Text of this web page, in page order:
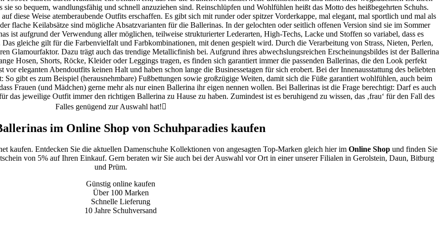
so bequem, wandlungsfähig und schnell anzuziehen sind. Reinschlüpfen und Wohlfühlen heißt das Motto des heißbegehrten Schuhs.
diese Weise atemberaubende Outfits erschaffen. Es gibt sich mit runder oder spitzer Vorderkappe, mal elegant, mal sportlich und mal als
flache Keilabsätze sind mögliche Absatzvarianten für die Ballerinas. In der gelochten oder seitlich offenen Version sind sie im Sommer
ist aufgrund der Verwendung aller möglichen, teilweise strukturierter Lederarten, High-Techs, Lacke und Stoffen so variabel, dass es
gleiche gilt für die Farbenvielfalt und Farbkombinationen, mit denen gespielt wird. Durch die Verarbeitung von Strass, Nieten, Perlen,
Glamourfaktor. Dazu trägt auch das trendige Metallicfinish bei. Aufgrund ihres abwechslungsreichen Erscheinungsbildes ist der Ballerina
Hosen, Shorts, Röcke, Kleider oder Leggings tragen, es finden sich garantiert immer die passenden Ballerinas, die den Look perfekt
eleganten Abendoutfits keinen Halt und haben schon lange die Businessetagen für sich erobert. Bei der Innenausstattung des beliebten
gibt es zum Beispiel (herausnehmbare) Fußbettungen sowie großzügige Weiten, damit sich die Füße garantiert wohlfühlen, auch beim
Frauen (und Mädchen) gerne mehr als nur einen Ballerina ihr eigen nennen wollen. Bei Ballerinas ist die Frage berechtigt: Darf es auch
jeweilige Outfit immer den richtigen Ballerina zu Hause zu haben. Zumindest ist es beruhigend zu wissen, das ‚frau‘ für den Fall des
Falles genügend zur Auswahl hat!
im Online Shop von Schuhparadies kaufen
kaufen. Entdecken Sie die aktuellen Damenschuhe Kollektionen von angesagten Top-Marken gleich hier im Online Shop und finden Sie
von 5% auf Ihren Einkauf. Gern beraten wir Sie auch bei der Auswahl vor Ort in einer unserer Filialen in Gerolstein, Daun, Bitburg
und Prüm.
Günstig online kaufen
Über 100 Marken
Schnelle Lieferung
10 Jahre Schuhversand